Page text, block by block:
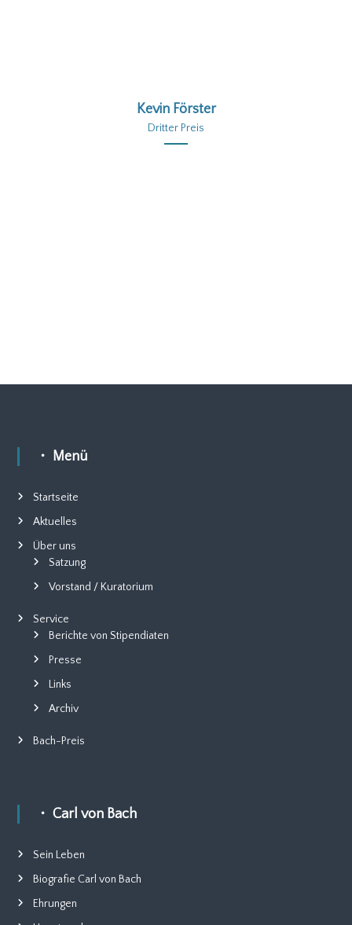
Kevin Förster
Dritter Preis
・ Menü
Startseite
Aktuelles
Über uns
Satzung
Vorstand / Kuratorium
Service
Berichte von Stipendiaten
Presse
Links
Archiv
Bach-Preis
・ Carl von Bach
Sein Leben
Biografie Carl von Bach
Ehrungen